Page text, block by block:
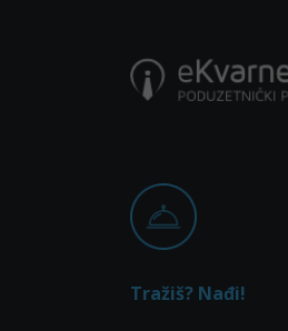
Tražiš? Nađi!